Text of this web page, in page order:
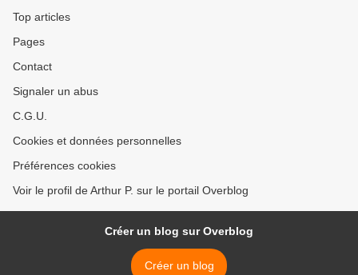
Top articles
Pages
Contact
Signaler un abus
C.G.U.
Cookies et données personnelles
Préférences cookies
Voir le profil de Arthur P. sur le portail Overblog
Créer un blog sur Overblog
Créer un blog